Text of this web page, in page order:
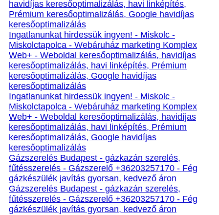
havidíjas keresőoptimalizálás, havi linképítés,
Prémium keresőoptimalizálás, Google havidíjas
keresőoptimalizálás
Ingatlanunkat hirdessük ingyen! - Miskolc -
Miskolctapolca - Webáruház marketing Komplex
Web+ - Weboldal keresőoptimalizálás, havidíjas
keresőoptimalizálás, havi linképítés, Prémium
keresőoptimalizálás, Google havidíjas
keresőoptimalizálás
Ingatlanunkat hirdessük ingyen! - Miskolc -
Miskolctapolca - Webáruház marketing Komplex
Web+ - Weboldal keresőoptimalizálás, havidíjas
keresőoptimalizálás, havi linképítés, Prémium
keresőoptimalizálás, Google havidíjas
keresőoptimalizálás
Gázszerelés Budapest - gázkazán szerelés,
fűtésszerelés - Gázszerelő +36203257170 - Fég
gázkészülék javítás gyorsan, kedvező áron
Gázszerelés Budapest - gázkazán szerelés,
fűtésszerelés - Gázszerelő +36203257170 - Fég
gázkészülék javítás gyorsan, kedvező áron